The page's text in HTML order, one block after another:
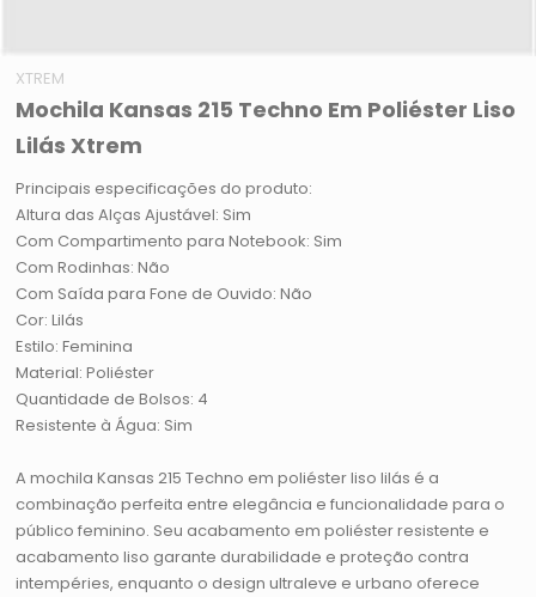
XTREM
Mochila Kansas 215 Techno Em Poliéster Liso
Lilás Xtrem
Principais especificações do produto:
Altura das Alças Ajustável: Sim
Com Compartimento para Notebook: Sim
Com Rodinhas: Não
Com Saída para Fone de Ouvido: Não
Cor: Lilás
Estilo: Feminina
Material: Poliéster
Quantidade de Bolsos: 4
Resistente à Água: Sim
A mochila Kansas 215 Techno em poliéster liso lilás é a
combinação perfeita entre elegância e funcionalidade para o
público feminino. Seu acabamento em poliéster resistente e
acabamento liso garante durabilidade e proteção contra
intempéries, enquanto o design ultraleve e urbano oferece